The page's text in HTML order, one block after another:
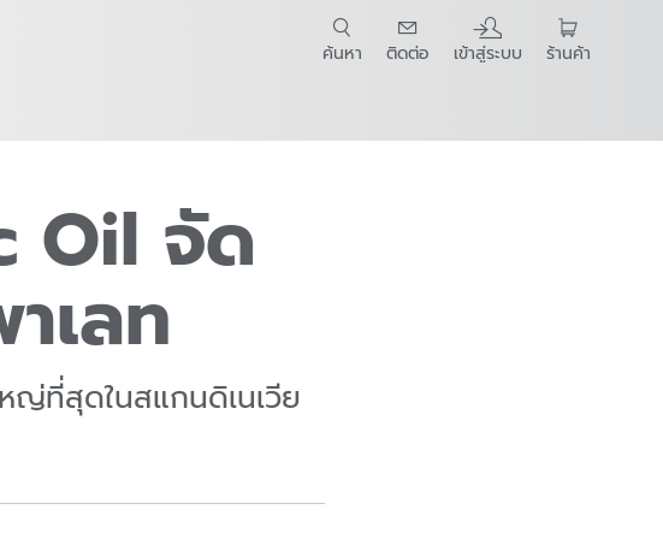
ค้นหา ติดต่อ เข้าสู่ระบบ ร้านค้า
Oil จัด
เลท
ญ่ที่สุดในสแกนดิเนเวีย